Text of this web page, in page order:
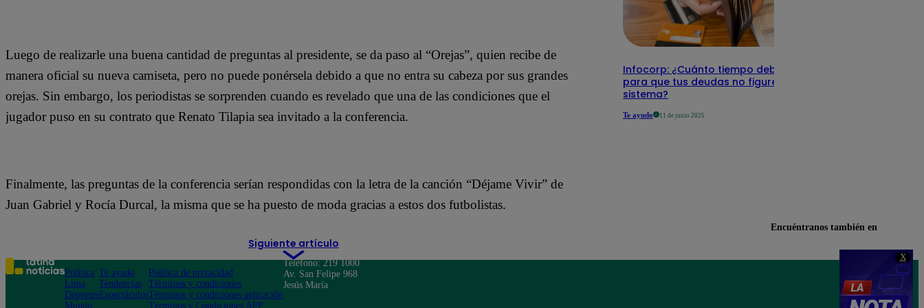
X
Luego de realizarle una buena cantidad de preguntas al presidente, se da paso al “Orejas”, quien recibe de
manera oficial su nueva camiseta, pero no puede ponérsela debido a que no entra su cabeza por sus grandes
orejas. Sin embargo, los periodistas se sorprenden cuando es revelado que una de las condiciones que el
jugador puso en su contrato que Renato Tilapia sea invitado a la conferencia.
Finalmente, las preguntas de la conferencia serían respondidas con la letra de la canción “Déjame Vivir” de
Juan Gabriel y Rocía Durcal, la misma que se ha puesto de moda gracias a estos dos futbolistas.
Siguiente artículo
Infocorp: ¿Cuánto tiempo debe pasar
para que tus deudas no figuren en su
sistema?
Te ayudo 11 de junio 2025
Encuéntranos también en
Política
Lima
Deportes
Mundo
Te ayudo
Tendencias
Espectáculos
Política de privacidad
Términos y condiciones
Términos y condiciones aplicación
Términos y Condiciones APP
Teléfono: 219 1000
Av. San Felipe 968
Jesús María